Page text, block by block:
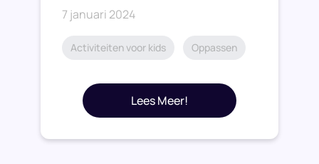
7 januari 2024
Activiteiten voor kids Oppassen
Lees Meer!